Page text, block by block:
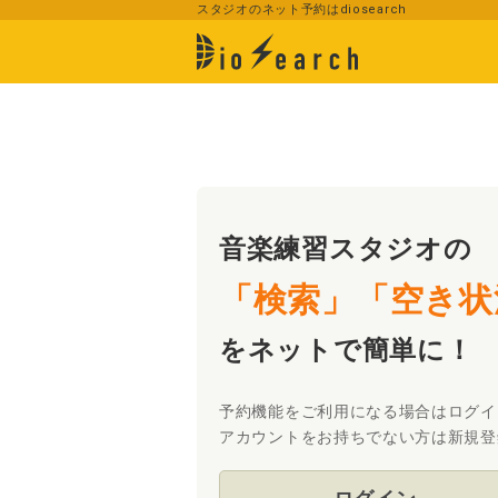
スタジオのネット予約はdiosearch
音楽練習スタジオの
「検索」「空き
をネットで簡単に！
予約機能をご利用になる場合はログ
アカウントをお持ちでない方は新規